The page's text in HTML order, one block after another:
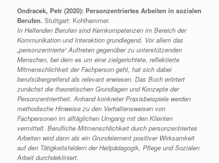
Ondracek, Petr (2020): Personzentriertes Arbeiten in sozialen
Berufen. Stuttgart: Kohlhammer.
In Helfenden Berufen sind Kernkompetenzen im Bereich der
Kommunikation und Interaktion grundlegend. Vor allem das
„personzentrierte“ Auftreten gegenüber zu unterstützenden
Menschen, bei dem es um eine zielgerichtete, reflektierte
Mitmenschlichkeit der Fachperson geht, hat sich dabei
berufsübergreifend als relevant erwiesen. Das Buch erörtert
zunächst die theoretischen Grundlagen und Konzepte der
Personzentriertheit. Anhand konkreter Praxisbeispiele werden
methodische Hinweise zu den Verhaltensweisen von
Fachpersonen im alltäglichen Umgang mit den Klienten
vermittelt. Berufliche Mitmenschlichkeit durch personzentriertes
Arbeiten wird dann als ein Grundelement positiver Wirksamkeit
auf den Tätigkeitsfeldern der Heilpädagogik, Pflege und Sozialen
Arbeit durchdekliniert.